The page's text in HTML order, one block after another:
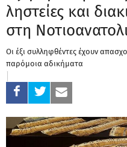
ληστείες και
στη
Οι έξι συλληφθέντες έχουν
παρόμοια αδικήματα